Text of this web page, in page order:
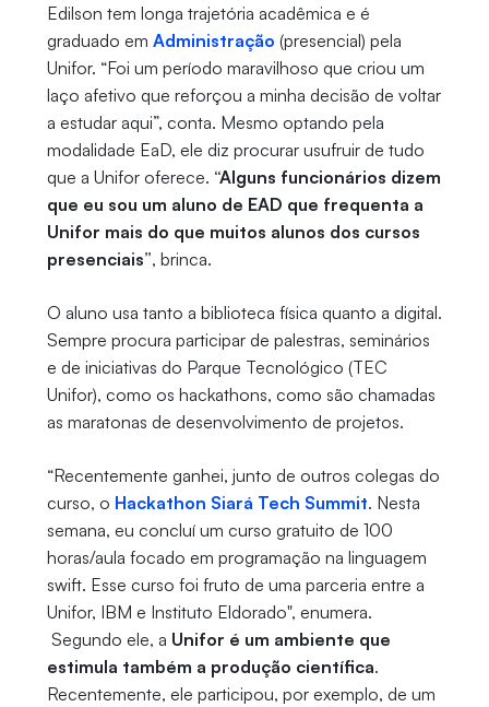
Edilson tem longa trajetória acadêmica e é
graduado em Administração (presencial) pela
Unifor. “Foi um período maravilhoso que criou um
laço afetivo que reforçou a minha decisão de voltar
a estudar aqui”, conta. Mesmo optando pela
modalidade EaD, ele diz procurar usufruir de tudo
que a Unifor oferece. “Alguns funcionários dizem
que eu sou um aluno de EAD que frequenta a
Unifor mais do que muitos alunos dos cursos
presenciais”, brinca.
O aluno usa tanto a biblioteca física quanto a digital.
Sempre procura participar de palestras, seminários
e de iniciativas do Parque Tecnológico (TEC
Unifor), como os hackathons, como são chamadas
as maratonas de desenvolvimento de projetos.
“Recentemente ganhei, junto de outros colegas do
curso, o Hackathon Siará Tech Summit. Nesta
semana, eu concluí um curso gratuito de 100
horas/aula focado em programação na linguagem
swift. Esse curso foi fruto de uma parceria entre a
Unifor, IBM e Instituto Eldorado", enumera.
Segundo ele, a Unifor é um ambiente que
estimula também a produção científica.
Recentemente, ele participou, por exemplo, de um